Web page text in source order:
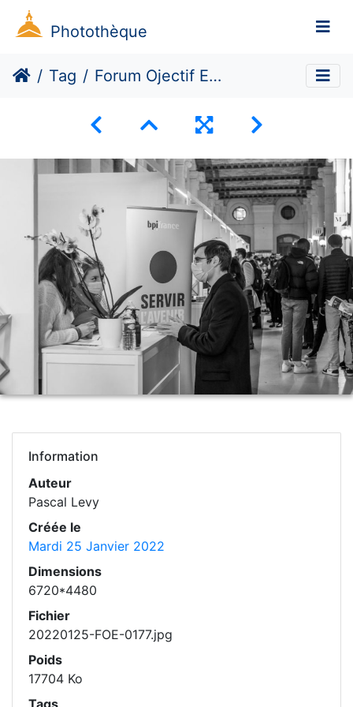
Photothèque
Tag Forum Ojectif Emploi
Information
Auteur
Pascal Levy
Créée le
Mardi 25 Janvier 2022
Dimensions
6720*4480
Fichier
20220125-FOE-0177.jpg
Poids
17704 Ko
Tags